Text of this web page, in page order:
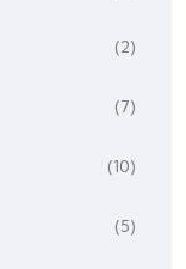
(2)
(7)
(10)
(5)